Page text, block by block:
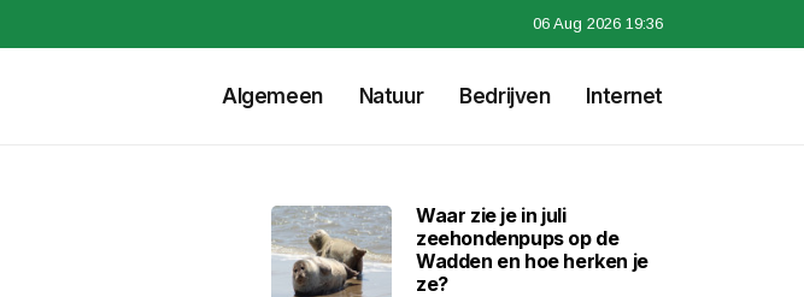
06 Aug 2026 19:36
Algemeen Natuur Bedrijven Internet
Waar zie je in juli
zeehondenpups op de
Wadden en hoe herken je
ze?